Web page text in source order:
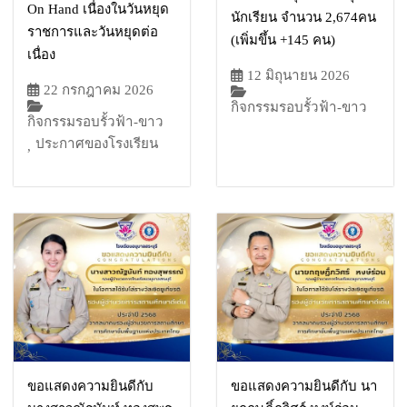
On Hand เนื่องในวันหยุด
ราชการและวันหยุดต่อ
เนื่อง
22 กรกฎาคม 2026
กิจกรรมรอบรั้วฟ้า-ขาว
, ประกาศของโรงเรียน
นักเรียน จำนวน 2,674คน
(เพิ่มขึ้น +145 คน)
12 มิถุนายน 2026
กิจกรรมรอบรั้วฟ้า-ขาว
ขอแสดงความยินดีกับ
ขอแสดงความยินดีกับ นา